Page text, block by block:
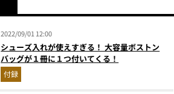
2022/09/01 12:00
シューズ入れが使えすぎる！ 大容量ボストン
バッグが１冊に１つ付いてくる！
付録